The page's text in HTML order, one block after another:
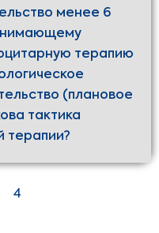
менее 6
терапию
(плановое
тактика
терапии?
4